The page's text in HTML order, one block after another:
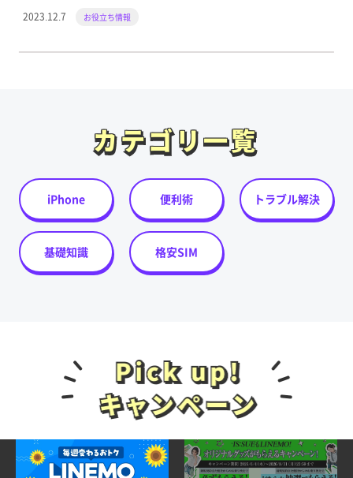
2023.12.7
お役立ち情報
カテゴリ一覧
カテゴリ一覧
iPhone 便利術 トラブル解決
基礎知識 格安SIM